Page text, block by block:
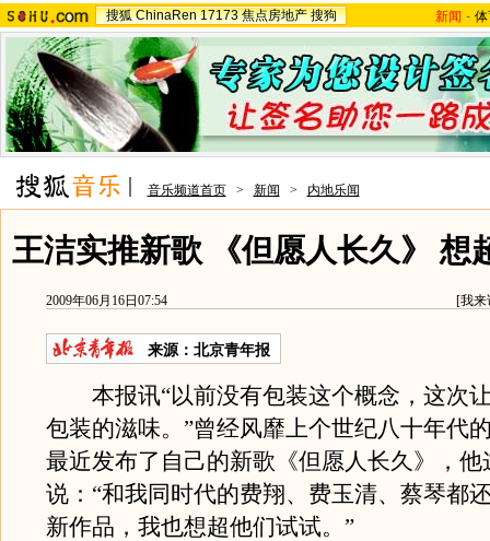
搜狐 ChinaRen 17173 焦点房地产 搜狗 新闻 -
音乐频道首页 > 新闻 > 内地乐闻
王洁实推新歌 《但愿人长久》 想
2009年06月16日07:54 [我来
来源： 北京青年报
本报讯“以前没有包装这个概念，这次
包装的滋味。”曾经风靡上个世纪八十年代
最近发布了自己的新歌《但愿人长久》，他
说：“和我同时代的费翔、费玉清、蔡琴都
新作品，我也想超他们试试。”